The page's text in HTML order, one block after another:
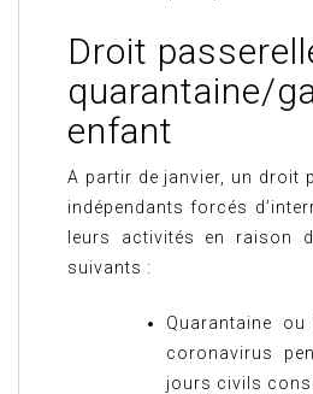
Droit
quarantaine/
enfant
A partir de janvier, un droit
indépendants forcés
leurs activités en raison
suivants :
Quarantaine
coronavirus
jours civils